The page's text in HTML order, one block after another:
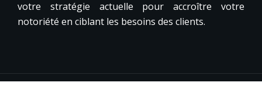
votre stratégie actuelle pour accroître votre
notoriété en ciblant les besoins des clients.